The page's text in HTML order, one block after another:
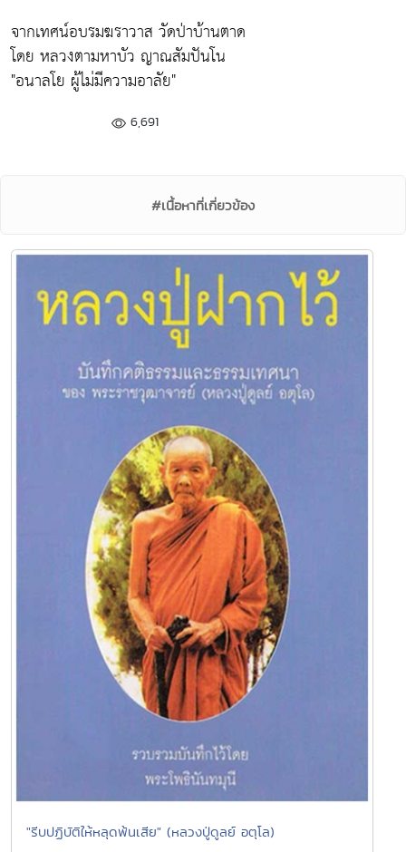
จากเทศน์อบรมฆราวาส วัดป่าบ้านตาด
โดย หลวงตามหาบัว ญาณสัมปันโน
"อนาลโย ผู้ไม่มีความอาลัย"
6,691
#เนื้อหาที่เกี่ยวข้อง
"รีบปฏิบัติให้หลุดพ้นเสีย" (หลวงปู่ดูลย์ อตุโล)